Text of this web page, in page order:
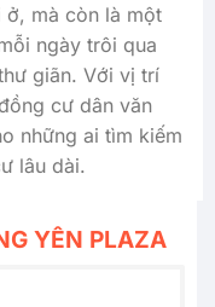
ở, mà còn là một
ngày trôi qua
giãn. Với vị trí
cư dân văn
những ai tìm kiếm
lâu dài.
YÊN PLAZA